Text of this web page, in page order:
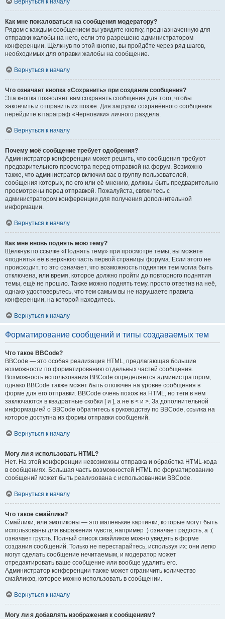
Вернуться к началу
Как мне пожаловаться на сообщения модератору?
Рядом с каждым сообщением вы увидите кнопку, предназначенную для
отправки жалобы на него, если это разрешено администратором
конференции. Щёлкнув по этой кнопке, вы пройдёте через ряд шагов,
необходимых для оправки жалобы на сообщение.
Вернуться к началу
Что означает кнопка «Сохранить» при создании сообщения?
Эта кнопка позволяет вам сохранять сообщения для того, чтобы
закончить и отправить их позже. Для загрузки сохранённого сообщения
перейдите в параграф «Черновики» личного раздела.
Вернуться к началу
Почему моё сообщение требует одобрения?
Администратор конференции может решить, что сообщения требуют
предварительного просмотра перед отправкой на форум. Возможно
также, что администратор включил вас в группу пользователей,
сообщения которых, по его или её мнению, должны быть предварительно
просмотрены перед отправкой. Пожалуйста, свяжитесь с
администратором конференции для получения дополнительной
информации.
Вернуться к началу
Как мне вновь поднять мою тему?
Щёлкнув по ссылке «Поднять тему» при просмотре темы, вы можете
«поднять» её в верхнюю часть первой страницы форума. Если этого не
происходит, то это означает, что возможность поднятия тем могла быть
отключена, или время, которое должно пройти до повторного поднятия
темы, ещё не прошло. Также можно поднять тему, просто ответив на неё,
однако удостоверьтесь, что тем самым вы не нарушаете правила
конференции, на которой находитесь.
Вернуться к началу
Форматирование сообщений и типы создаваемых тем
Что такое BBCode?
BBCode — это особая реализация HTML, предлагающая большие
возможности по форматированию отдельных частей сообщения.
Возможность использования BBCode определяется администратором,
однако BBCode также может быть отключён на уровне сообщения в
форме для его отправки. BBCode очень похож на HTML, но теги в нём
заключаются в квадратные скобки [ и ], а не в < и >. За дополнительной
информацией о BBCode обратитесь к руководству по BBCode, ссылка на
которое доступна из формы отправки сообщений.
Вернуться к началу
Могу ли я использовать HTML?
Нет. На этой конференции невозможны отправка и обработка HTML-кода
в сообщениях. Большая часть возможностей HTML по форматированию
сообщений может быть реализована с использованием BBCode.
Вернуться к началу
Что такое смайлики?
Смайлики, или эмотиконы — это маленькие картинки, которые могут быть
использованы для выражения чувств, например :) означает радость, а :(
означает грусть. Полный список смайликов можно увидеть в форме
создания сообщений. Только не перестарайтесь, используя их: они легко
могут сделать сообщение нечитаемым, и модератор может
отредактировать ваше сообщение или вообще удалить его.
Администратор конференции также может ограничить количество
смайликов, которое можно использовать в сообщении.
Вернуться к началу
Могу ли я добавлять изображения к сообщениям?